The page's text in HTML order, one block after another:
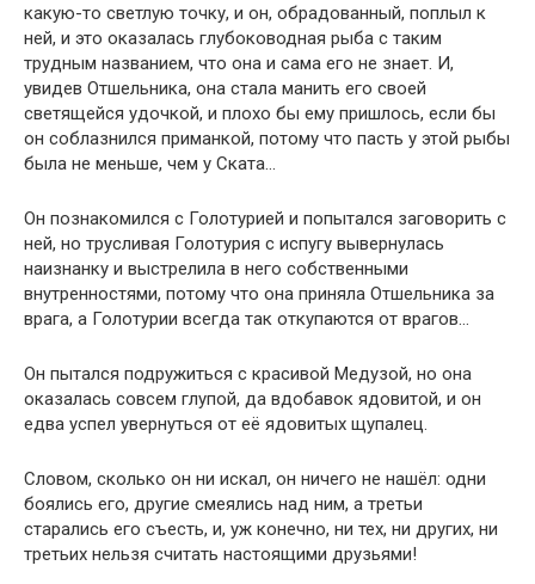
какую-то светлую точку, и он, обрадованный, поплыл к
ней, и это оказалась глубоководная рыба с таким
трудным названием, что она и сама его не знает. И,
увидев Отшельника, она стала манить его своей
светящейся удочкой, и плохо бы ему пришлось, если бы
он соблазнился приманкой, потому что пасть у этой рыбы
была не меньше, чем у Ската…
Он познакомился с Голотурией и попытался заговорить с
ней, но трусливая Голотурия с испугу вывернулась
наизнанку и выстрелила в него собственными
внутренностями, потому что она приняла Отшельника за
врага, а Голотурии всегда так откупаются от врагов…
Он пытался подружиться с красивой Медузой, но она
оказалась совсем глупой, да вдобавок ядовитой, и он
едва успел увернуться от её ядовитых щупалец.
Словом, сколько он ни искал, он ничего не нашёл: одни
боялись его, другие смеялись над ним, а третьи
старались его съесть, и, уж конечно, ни тех, ни других, ни
третьих нельзя считать настоящими друзьями!